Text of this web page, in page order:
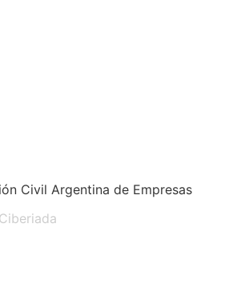
Civil Argentina de Empresas
Ciberiada